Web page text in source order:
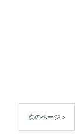
次のページ >